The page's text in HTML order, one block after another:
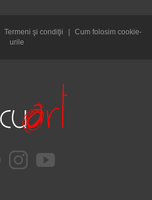
Termeni şi condiţii |
Cum folosim cookie-
urile